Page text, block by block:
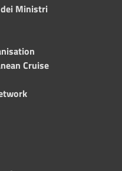
Ministri
Cruise